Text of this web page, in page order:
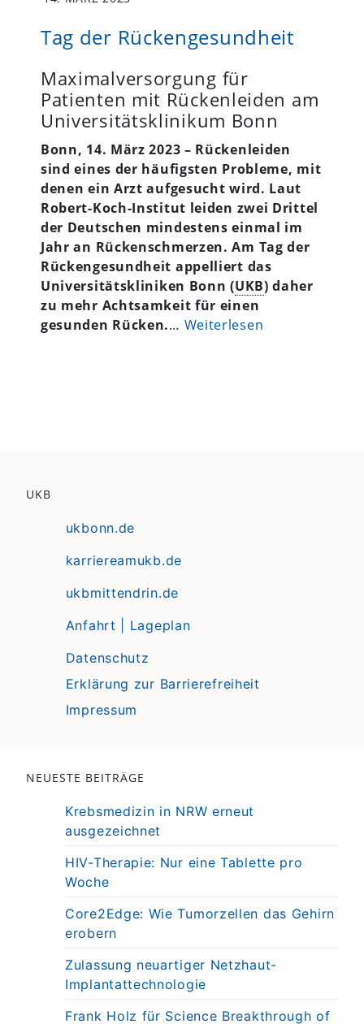
Tag der Rückengesundheit
Maximalversorgung für
Patienten mit Rückenleiden am
Universitätsklinikum Bonn
Bonn, 14. März 2023 – Rückenleiden
sind eines der häufigsten Probleme, mit
denen ein Arzt aufgesucht wird. Laut
Robert-Koch-Institut leiden zwei Drittel
der Deutschen mindestens einmal im
Jahr an Rückenschmerzen. Am Tag der
Rückengesundheit appelliert das
Universitätskliniken Bonn (UKB) daher
zu mehr Achtsamkeit für einen
gesunden Rücken.… Weiterlesen
UKB
ukbonn.de
karriereamukb.de
ukbmittendrin.de
Anfahrt | Lageplan
Datenschutz
Erklärung zur Barrierefreiheit
Impressum
NEUESTE BEITRÄGE
Krebsmedizin in NRW erneut
ausgezeichnet
HIV-Therapie: Nur eine Tablette pro
Woche
Core2Edge: Wie Tumorzellen das Gehirn
erobern
Zulassung neuartiger Netzhaut-
Implantattechnologie
Frank Holz für Science Breakthrough of